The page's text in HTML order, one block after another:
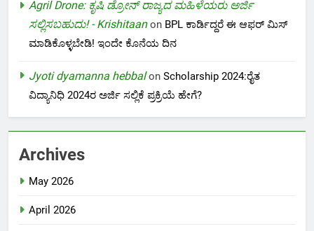
Agril Drone: ಕೃಷಿ ಡ್ರೋನ್ ರಾಜ್ಯದ ಮಹಿಳೆಯರು ಅರ್ಜಿ
ಸಲ್ಲಿಸಬಹುದು! - Krishitaanon BPL ಕಾರ್ಡಿದ್ದರೆ ಈ ಆಫರ್ ಮಿಸ್
ಮಾಡಿಕೊಳ್ಳಬೇಡಿ! ಇಂದೇ ಕೊನೆಯ ದಿನ
Jyoti dyamanna hebbalon Scholarship 2024:ರೈತ
ವಿದ್ಯಾನಿಧಿ 2024ರ ಅರ್ಜಿ ಸಲ್ಲಿಕೆ ಪ್ರಕ್ರಿಯೆ ಹೇಗೆ?
Archives
May 2026
April 2026